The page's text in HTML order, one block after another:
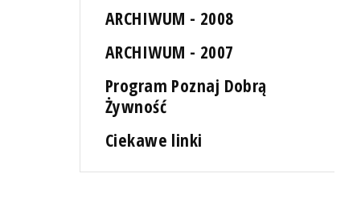
ARCHIWUM - 2008
ARCHIWUM - 2007
Program Poznaj Dobrą
Żywność
Ciekawe linki